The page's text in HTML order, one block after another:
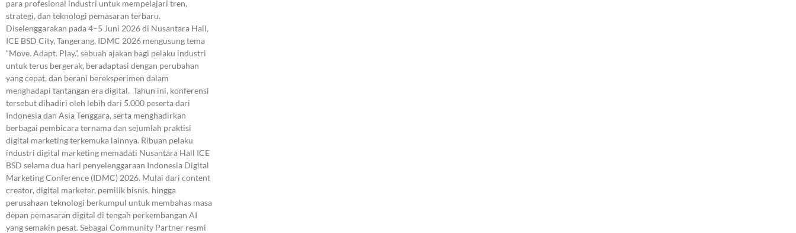
para profesional industri untuk mempelajari tren,
strategi, dan teknologi pemasaran terbaru.
Diselenggarakan pada 4–5 Juni 2026 di Nusantara Hall,
ICE BSD City, Tangerang, IDMC 2026 mengusung tema
“Move. Adapt. Play.”, sebuah ajakan bagi pelaku industri
untuk terus bergerak, beradaptasi dengan perubahan
yang cepat, dan berani bereksperimen dalam
menghadapi tantangan era digital. Tahun ini, konferensi
tersebut dihadiri oleh lebih dari 5.000 peserta dari
Indonesia dan Asia Tenggara, serta menghadirkan
berbagai pembicara ternama dan sejumlah praktisi
digital marketing terkemuka lainnya. Ribuan pelaku
industri digital marketing memadati Nusantara Hall ICE
BSD selama dua hari penyelenggaraan Indonesia Digital
Marketing Conference (IDMC) 2026. Mulai dari content
creator, digital marketer, pemilik bisnis, hingga
perusahaan teknologi berkumpul untuk membahas masa
depan pemasaran digital di tengah perkembangan AI
yang semakin pesat. Sebagai Community Partner resmi